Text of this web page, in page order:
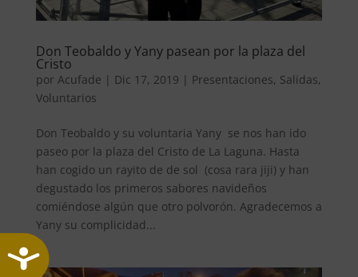
Accesibilidad
Don Teobaldo y Yany pasean por la plaza del
Cristo
por Acufade | Dic 17, 2019 | Presentaciones, Salidas,
Voluntarios
Don Teobaldo y su voluntaria Yany se nos han ido
paseo por la plaza del Cristo de La Laguna. Hasta
han cogido un rayito de de sol (cosa rara jiji) y han
degustado los primeros sabores navideños
comiéndose algún que otro polvorón. Agradecemos a
Yany su complicidad...